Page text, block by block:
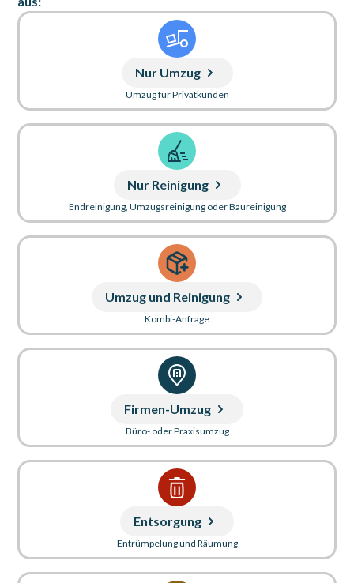
Nur Umzug
Umzug für Privatkunden
Nur Reinigung
Endreinigung, Umzugsreinigung oder Baureinigung
Umzug und Reinigung
Kombi-Anfrage
Firmen-Umzug
Büro- oder Praxisumzug
Entsorgung
Entrümpelung und Räumung